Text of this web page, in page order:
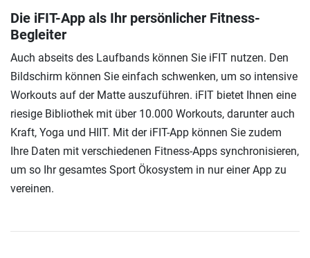
Die iFIT-App als Ihr persönlicher Fitness-
Begleiter
Auch abseits des Laufbands können Sie iFIT nutzen. Den
Bildschirm können Sie einfach schwenken, um so intensive
Workouts auf der Matte auszuführen. iFIT bietet Ihnen eine
riesige Bibliothek mit über 10.000 Workouts, darunter auch
Kraft, Yoga und HIIT. Mit der iFIT-App können Sie zudem
Ihre Daten mit verschiedenen Fitness-Apps synchronisieren,
um so Ihr gesamtes Sport Ökosystem in nur einer App zu
vereinen.